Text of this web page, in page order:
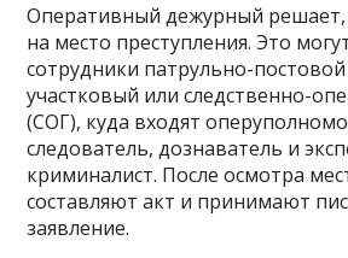
Оперативный дежурный решает,
на место преступления. Это
сотрудники патрульно-
участковый или следственно-
(СОГ), куда входят
следователь, дознаватель и
криминалист. После осмотра
составляют акт и принимают
заявление.